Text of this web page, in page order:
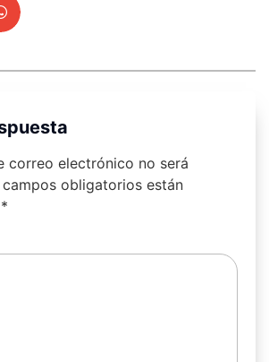
correo electrónico no será
campos obligatorios están
*